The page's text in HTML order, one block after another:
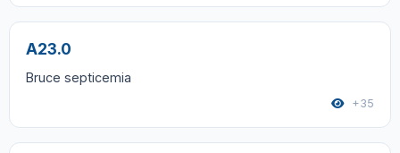
A23.0
Bruce septicemia
+35